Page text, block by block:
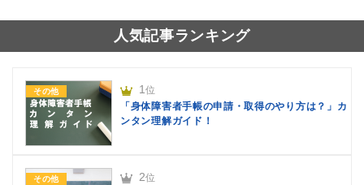
人気記事ランキング
その他 1位
「身体障害者手帳の申請・取得のやり方は？」カ
ンタン理解ガイド！
その他 2位